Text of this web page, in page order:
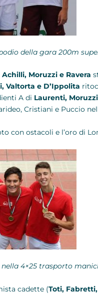
della gara 200m
Achilli, Moruzzi e Ravera
Valtorta e D’Ippolita
A di Laurenti,
Cristiani e Puccio
con ostacoli e l’oro di
4×25 trasporto
cadette (Toti,